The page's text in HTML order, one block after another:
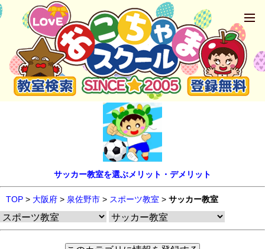
サッカー教室を選ぶメリット・デメリット
TOP > 大阪府 > 泉佐野市 > スポーツ教室 > サッカー教室